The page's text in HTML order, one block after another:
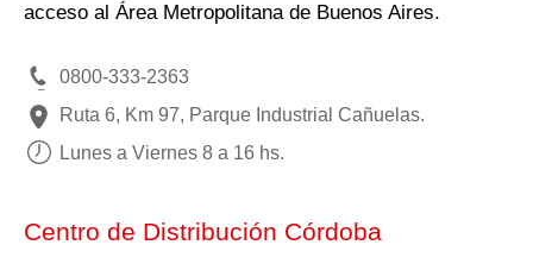
acceso al Área Metropolitana de Buenos Aires.
0800-333-2363
Ruta 6, Km 97, Parque Industrial Cañuelas.
Lunes a Viernes 8 a 16 hs.
Centro de Distribución Córdoba